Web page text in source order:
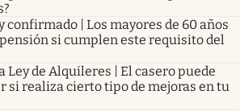
confirmado | Los mayores de 60 años
si cumplen este requisito del
Ley de Alquileres | El casero puede
si realiza cierto tipo de mejoras en tu